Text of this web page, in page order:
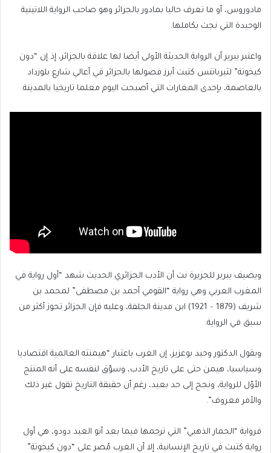
مادوروس، أو ما تعرف حاليا بمادور بالجزائر وهو صاحب الرواية اللاتينية
الوحيدة التي نجت بكاملها.
واعتبر يبرير أن الرواية الحديثة الأولى أيضا لها علاقة بالجزائر، إذ إن “دون
كيخوتة” لثيربانتس كتبت أبرز فصولها بالجزائر في أعالي شارع بلوزداد
بالعاصمة، بإحدى المغارات التي أصبحت اليوم معلما تاريخيا بالمدينة.
ويضيف يبرير للجزيرة نت أن الأدب الجزائري الحديث شهد “أول رواية في
المغرب العربي وهي رواية “القومي أحمد بن مصطفى” لمحمد بن
شريف (1879 – 1921) ابن مدينة الجلفة، وعليه فإن الجزائر تحوز أكثر من
سبق في الرواية.
ويقول الدكتور وحيد بوعزيز، إن الغرب باعتبار “هيمنته العالمية اقتصاديا
وسياسيا، هيمن حتى على تاريخ الأدب، وسوّق لنفسه على أنه المنتج
الأوّل للرواية، ونجح إلى حد بعيد، رغم أن حقيقة التاريخ تقول غير ذلك
والأمر معروف”.
فرواية “الحمار الذهبي” التي ترجمها فيما بعد أبو العيد دودو، هي أول
رواية كتبت في تاريخ الإنسانية، إلا أن الغرب مُصر على “دون كيخوتة”